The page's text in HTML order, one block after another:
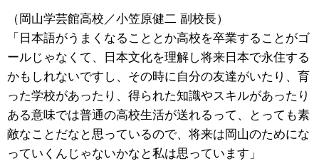
（岡山学芸館高校／小笠原健二 副校長）
「日本語がうまくなることとか高校を卒業することがゴ
ールじゃなくて、日本文化を理解し将来日本で永住する
かもしれないですし、その時に自分の友達がいたり、育
った学校があったり、得られた知識やスキルがあったり
ある意味では普通の高校生活が送れるって、とっても素
敵なことだなと思っているので、将来は岡山のためにな
っていくんじゃないかなと私は思っています」